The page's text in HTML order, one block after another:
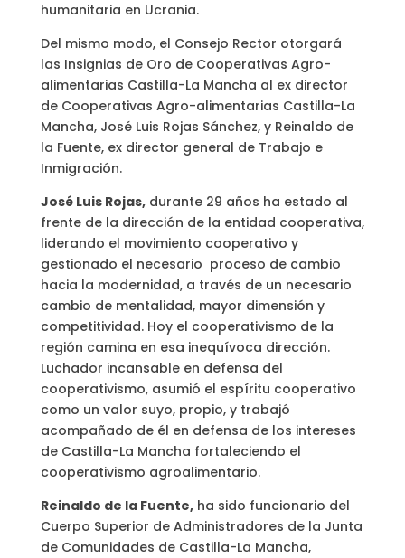
humanitaria en Ucrania.
Del mismo modo, el Consejo Rector otorgará
las Insignias de Oro de Cooperativas Agro-
alimentarias Castilla-La Mancha al ex director
de Cooperativas Agro-alimentarias Castilla-La
Mancha, José Luis Rojas Sánchez, y Reinaldo de
la Fuente, ex director general de Trabajo e
Inmigración.
José Luis Rojas,durante 29 años ha estado al
frente de la dirección de la entidad cooperativa,
liderando el movimiento cooperativo y
gestionado el necesario proceso de cambio
hacia la modernidad, a través de un necesario
cambio de mentalidad, mayor dimensión y
competitividad. Hoy el cooperativismo de la
región camina en esa inequívoca dirección.
Luchador incansable en defensa del
cooperativismo, asumió el espíritu cooperativo
como un valor suyo, propio, y trabajó
acompañado de él en defensa de los intereses
de Castilla-La Mancha fortaleciendo el
cooperativismo agroalimentario.
Reinaldo de la Fuente,ha sido funcionario del
Cuerpo Superior de Administradores de la Junta
de Comunidades de Castilla-La Mancha,